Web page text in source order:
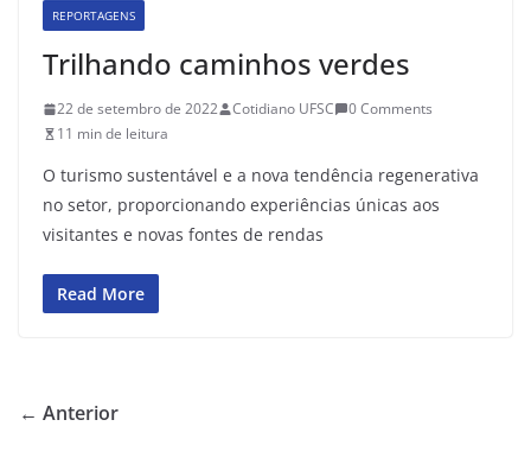
REPORTAGENS
Trilhando caminhos verdes
22 de setembro de 2022 Cotidiano UFSC
0 Comments
11 min de leitura
O turismo sustentável e a nova tendência regenerativa
no setor, proporcionando experiências únicas aos
visitantes e novas fontes de rendas
Read More
← Anterior